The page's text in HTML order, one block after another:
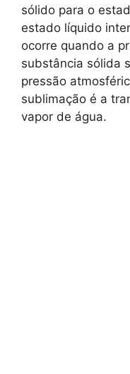
sólido para o
estado líquido
ocorre quando a
substância sólida
pressão
sublimação é a
vapor de água.